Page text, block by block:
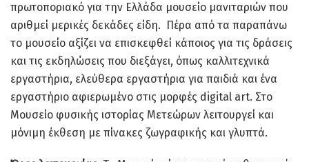
πρωτοποριακό για την Ελλάδα μουσείο μανιταριών που
αριθμεί μερικές δεκάδες είδη. Πέρα από τα παραπάνω
το μουσείο αξίζει να επισκεφθεί κάποιος για τις δράσεις
και τις εκδηλώσεις που διεξάγει, όπως καλλιτεχνικά
εργαστήρια, ελεύθερα εργαστήρια για παιδιά και ένα
εργαστήριο αφιερωμένο στις μορφές digital art. Στο
Μουσείο φυσικής ιστορίας Μετεώρων λειτουργεί και
μόνιμη έκθεση με πίνακες ζωγραφικής και γλυπτά.